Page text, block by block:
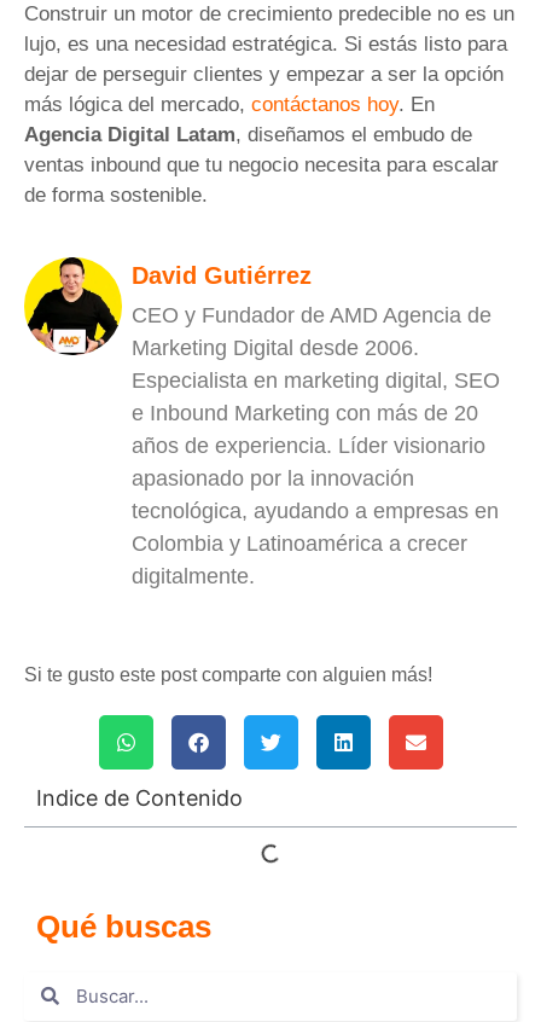
Construir un motor de crecimiento predecible no es un
lujo, es una necesidad estratégica. Si estás listo para
dejar de perseguir clientes y empezar a ser la opción
más lógica del mercado, contáctanos hoy. En
Agencia Digital Latam, diseñamos el embudo de
ventas inbound que tu negocio necesita para escalar
de forma sostenible.
David Gutiérrez
CEO y Fundador de AMD Agencia de
Marketing Digital desde 2006.
Especialista en marketing digital, SEO
e Inbound Marketing con más de 20
años de experiencia. Líder visionario
apasionado por la innovación
tecnológica, ayudando a empresas en
Colombia y Latinoamérica a crecer
digitalmente.
Si te gusto este post comparte con alguien más!
Indice de Contenido
Qué buscas